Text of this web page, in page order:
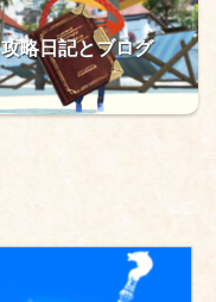
攻略日記とブログ